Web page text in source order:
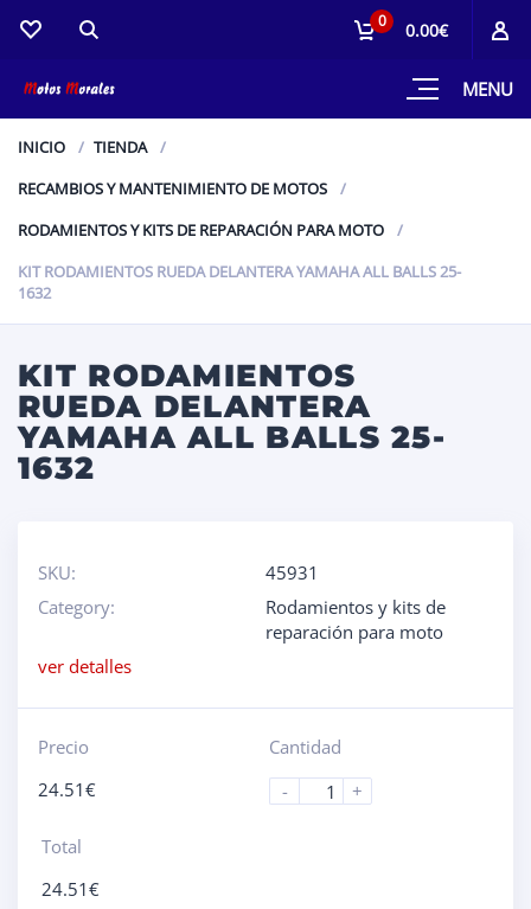
MENU
0 0.00€
INICIO
TIENDA
RECAMBIOS Y MANTENIMIENTO DE MOTOS
RODAMIENTOS Y KITS DE REPARACIÓN PARA MOTO
KIT RODAMIENTOS RUEDA DELANTERA YAMAHA ALL BALLS 25-
1632
KIT RODAMIENTOS
RUEDA DELANTERA
YAMAHA ALL BALLS 25-
1632
SKU:
45931
Category:
Rodamientos y kits de
reparación para moto
ver detalles
Precio
24.51€
Cantidad
-
+
Total
24.51€